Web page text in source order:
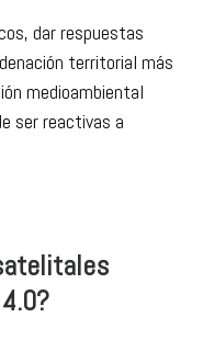
dar respuestas
territorial más
medioambiental
ser reactivas a